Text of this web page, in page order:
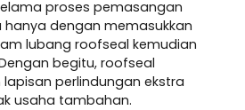
proses pemasangan
hanya dengan memasukkan
lubang roofseal kemudian
begitu, roofseal
perlindungan ekstra
usaha tambahan.